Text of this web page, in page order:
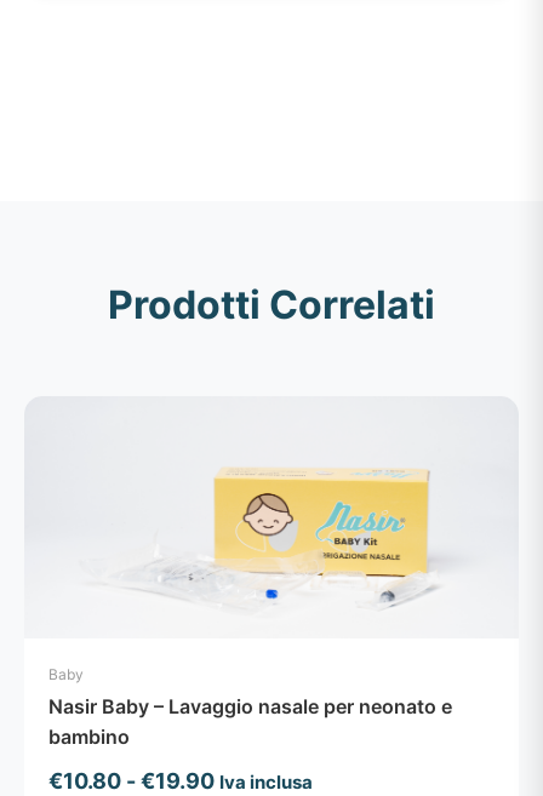
Prodotti Correlati
Baby
Nasir Baby – Lavaggio nasale per neonato e
bambino
€10.80 -€19.90Fascia
Iva inclusa